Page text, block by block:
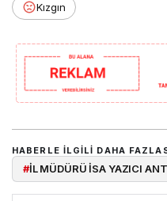
Kızgın
HABERLE ILGILI DAHA
#İL MÜDÜRÜ İSA YAZICI